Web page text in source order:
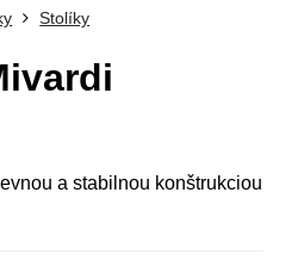
Stolíky
a stabilnou konštrukciou